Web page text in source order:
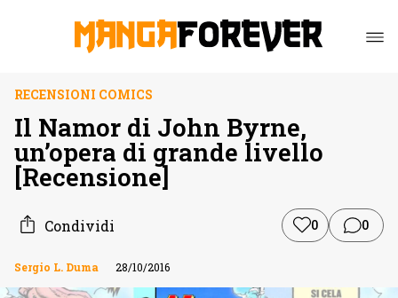
RECENSIONI COMICS
Il Namor di John Byrne,
un’opera di grande livello
[Recensione]
Condividi 0 0
Sergio L. Duma 28/10/2016